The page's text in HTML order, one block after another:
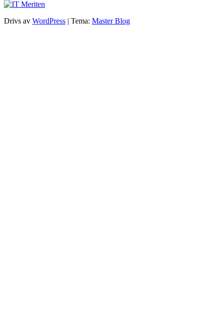
Drivs av WordPress | Tema: Master Blog